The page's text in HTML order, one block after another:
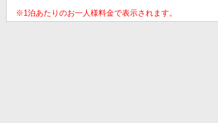
※1泊あたりのお一人様料金で表示されます。